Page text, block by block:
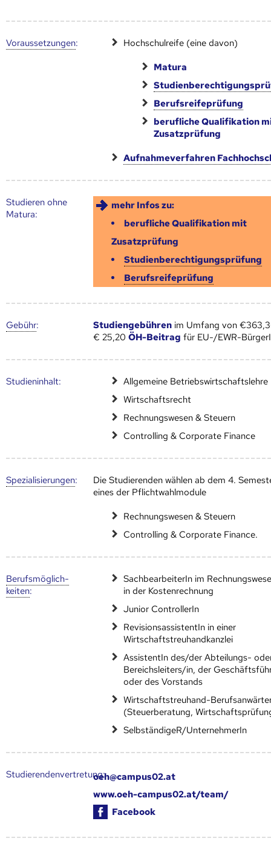
Voraus­setzungen: Hochschulreife (eine davon)
Matura
Berufsreifeprüfung
berufliche Qualifikation
Zusatzprüfung
Aufnahmeverfahren
Studieren ohne
Matura:
mehr Infos zu:
berufliche Qualifikation mit
Zusatzprüfung
Studienberechtigungsprüfung
Berufsreifeprüfung
Gebühr: Studiengebühren im Umfang von
€ 25,20ÖH-Beitrag für EU-/EWR-
Studien­inhalt:
Allgemeine Betriebswirtschaftslehre
Wirtschaftsrecht
Rechnungswesen & Steuern
Controlling & Corporate Finance
Speziali­sierungen:
Die Studierenden wählen ab dem 4.
eines der Pflichtwahlmodule
Rechnungswesen & Steuern
Controlling & Corporate Finance.
Berufs­möglich­
keiten:
SachbearbeiterIn im
in der Kostenrechnung
Junior ControllerIn
RevisionsassistentIn in einer
Wirtschaftstreuhandkanzlei
AssistentIn des/der Abteilungs-
Bereichsleiters/in, der
oder des Vorstands
Wirtschaftstreuhand-
(Steuerberatung,
SelbständigeR/UnternehmerIn
Studierendenvertretung:oeh@campus02.at
www.oeh-campus02.at/team/
Facebook